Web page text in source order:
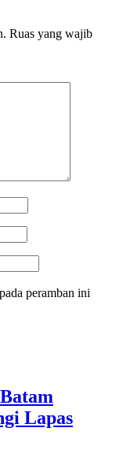
Ruas yang wajib
peramban ini
Lapas